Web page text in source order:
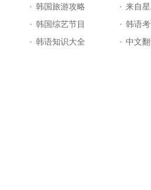
韩国旅游攻略
来自
韩国综艺节目
韩语
韩语知识大全
中文